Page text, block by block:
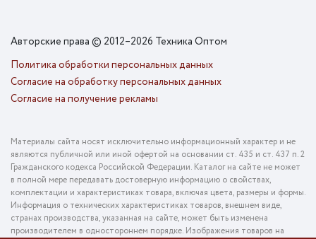
Авторские права © 2012–2026 Техника Оптом
Политика обработки персональных данных
Согласие на обработку персональных данных
Согласие на получение рекламы
Материалы сайта носят исключительно информационный характер и не
являются публичной или иной офертой на основании ст. 435 и ст. 437 п. 2
Гражданского кодекса Российской Федерации. Каталог на сайте не может
в полной мере передавать достоверную информацию о свойствах,
комплектации и характеристиках товара, включая цвета, размеры и формы.
Информация о технических характеристиках товаров, внешнем виде,
странах производства, указанная на сайте, может быть изменена
производителем в одностороннем порядке. Изображения товаров на